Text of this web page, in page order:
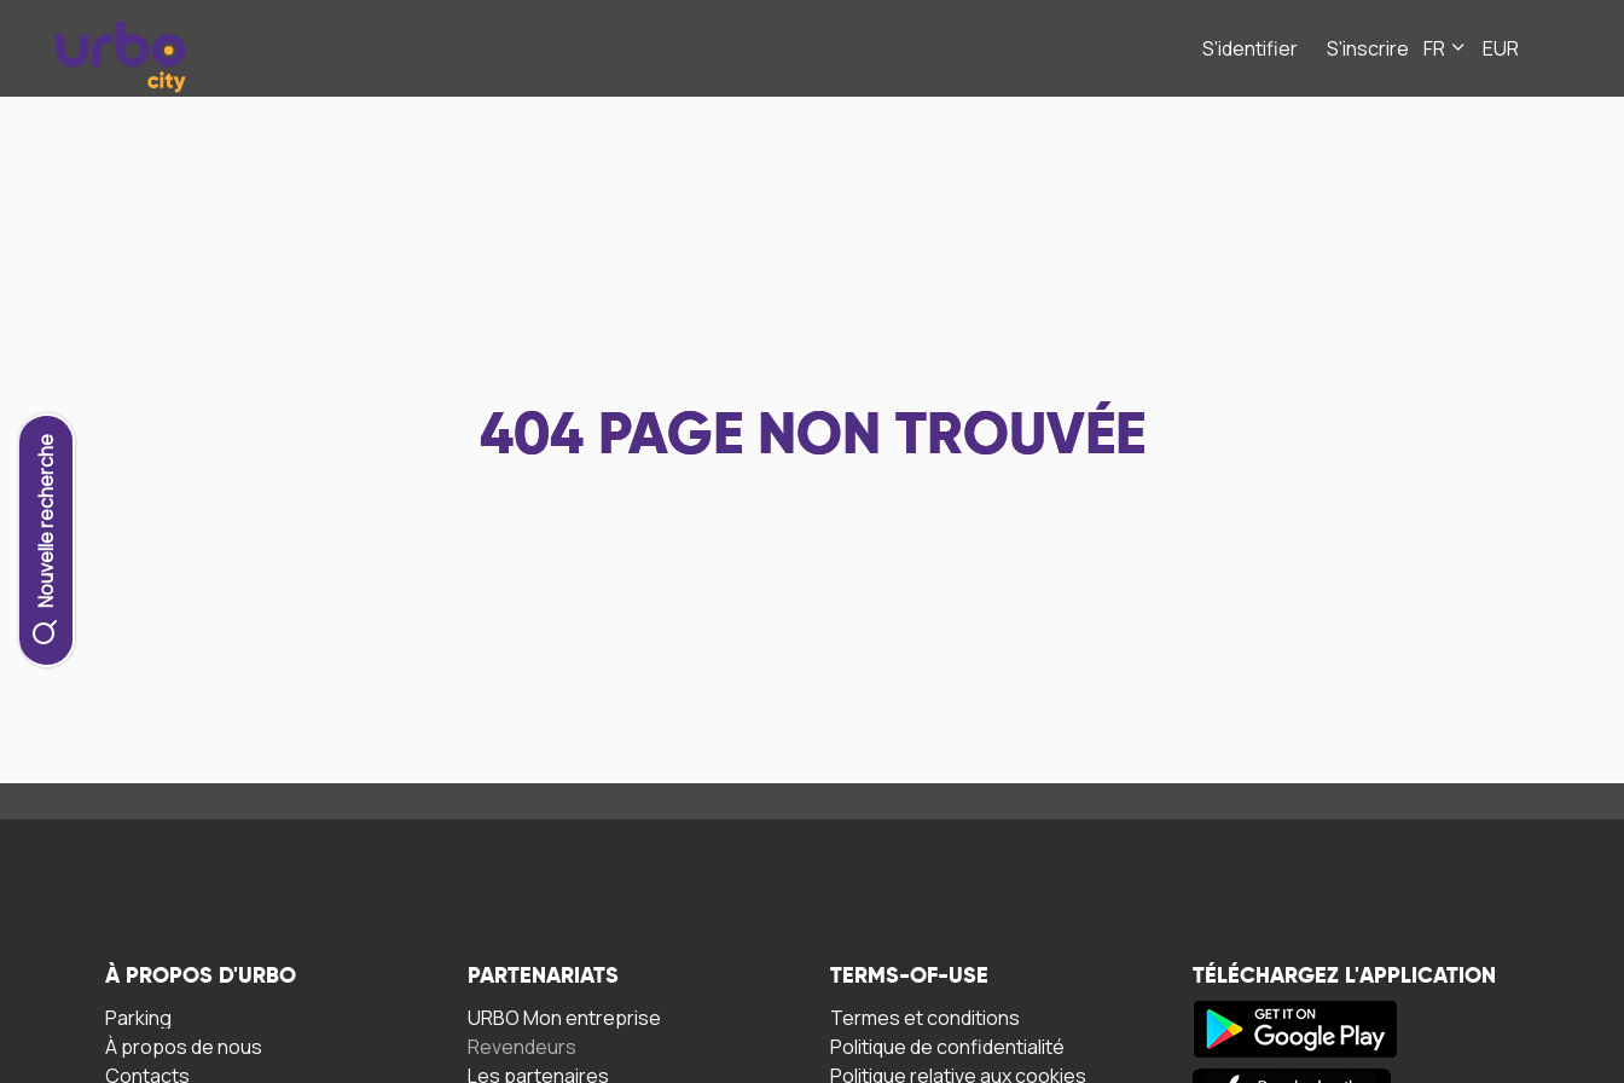
S'identifier S'inscrire FR EUR
Nouvelle recherche 404 PAGE NON TROUVÉE
À PROPOS D'URBO
Parking
À propos de nous
Contacts
PARTENARIATS
URBO Mon entreprise
Revendeurs
Les partenaires
TERMS-OF-USE
Termes et conditions
Politique de confidentialité
Politique relative aux cookies
TÉLÉCHARGEZ L'APPLICATION